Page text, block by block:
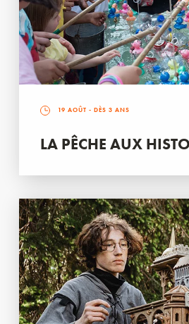
19 AOÛT - DÈS 3 ANS
LA PÊCHE AUX